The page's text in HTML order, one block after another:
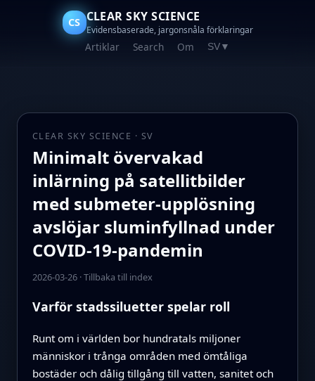
CS CLEAR SKY SCIENCE
Evidensbaserade, jargonsnåla förklaringar
Artiklar Search Om SV ▼
CLEAR SKY SCIENCE · SV
Minimalt övervakad
inlärning på satellitbilder
med submeter-upplösning
avslöjar sluminfyllnad under
COVID-19-pandemin
2026-03-26·Tillbaka till index
Varför stadssiluetter spelar roll
Runt om i världen bor hundratals miljoner
människor i trånga områden med ömtåliga
bostäder och dålig tillgång till vatten, sanitet och